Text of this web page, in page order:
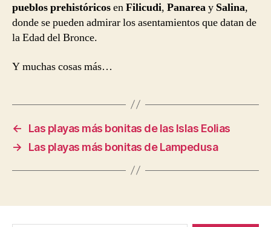
pueblos prehistóricosenFilicudi, Panareay Salina,
donde se pueden admirar los asentamientos que datan de
la Edad del Bronce.
Y muchas cosas más…
←
Las playas más bonitas de las Islas Eolias
→
Las playas más bonitas de Lampedusa